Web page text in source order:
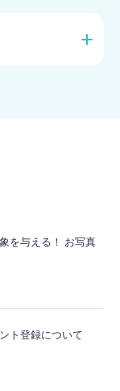
ださい。
を与える！ お写真
ト登録について